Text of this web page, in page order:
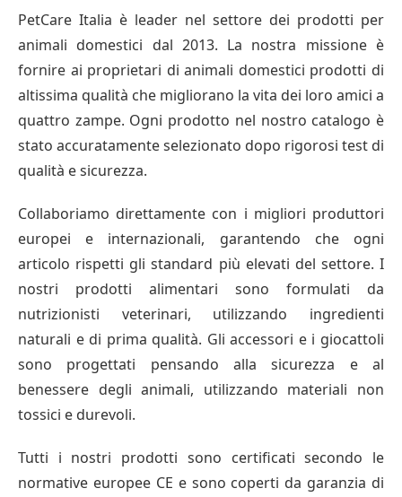
PetCare Italia è leader nel settore dei prodotti per
animali domestici dal 2013. La nostra missione è
fornire ai proprietari di animali domestici prodotti di
altissima qualità che migliorano la vita dei loro amici a
quattro zampe. Ogni prodotto nel nostro catalogo è
stato accuratamente selezionato dopo rigorosi test di
qualità e sicurezza.
Collaboriamo direttamente con i migliori produttori
europei e internazionali, garantendo che ogni
articolo rispetti gli standard più elevati del settore. I
nostri prodotti alimentari sono formulati da
nutrizionisti veterinari, utilizzando ingredienti
naturali e di prima qualità. Gli accessori e i giocattoli
sono progettati pensando alla sicurezza e al
benessere degli animali, utilizzando materiali non
tossici e durevoli.
Tutti i nostri prodotti sono certificati secondo le
normative europee CE e sono coperti da garanzia di